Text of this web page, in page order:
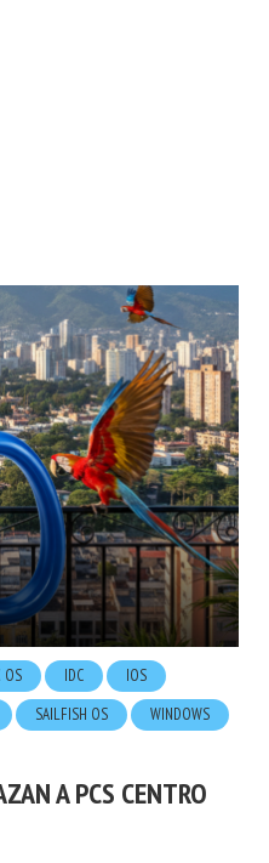
OS IDC
IOS
SAILFISH OS
WINDOWS
A PCS CENTRO